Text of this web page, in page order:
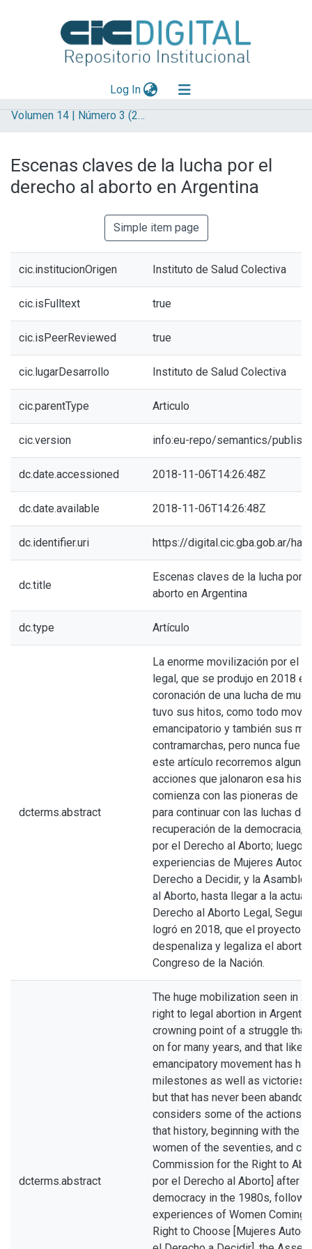
Log In(current)
Explorar
Aportar material
Volumen 14 | Número 3 (2018)
Escenas claves de la lucha por el
derecho al aborto en Argentina
Simple item page
cic.institucionOrigen Instituto de Salud Colectiva
cic.isFulltext true
cic.isPeerReviewed true
cic.lugarDesarrollo Instituto de Salud Colectiva
cic.parentType Articulo
cic.version info:eu-repo/semantics/
dc.date.accessioned 2018-11-06T14:26:48Z
dc.date.available 2018-11-06T14:26:48Z
dc.identifier.uri https://digital.cic.gba.gob.ar/
dc.title
Escenas claves de la lucha por
aborto en Argentina
dc.type Artículo
dcterms.abstract
La enorme movilización por el
legal, que se produjo en 2018
coronación de una lucha de
tuvo sus hitos, como todo
emancipatorio y también sus
contramarchas, pero nunca fue
este artículo recorremos
acciones que jalonaron esa
comienza con las pioneras de
para continuar con las luchas
recuperación de la democracia,
por el Derecho al Aborto; luego
experiencias de Mujeres
Derecho a Decidir, y la
al Aborto, hasta llegar a la actual
Derecho al Aborto Legal,
logró en 2018, que el proyecto
despenaliza y legaliza el aborto
Congreso de la Nación.
dcterms.abstract
The huge mobilization seen in
right to legal abortion in
crowning point of a struggle
on for many years, and that like
emancipatory movement has
milestones as well as victories
but that has never been
considers some of the actions
that history, beginning with the
women of the seventies, and
Commission for the Right to
por el Derecho al Aborto] after
democracy in the 1980s,
experiences of Women Coming
Right to Choose [Mujeres